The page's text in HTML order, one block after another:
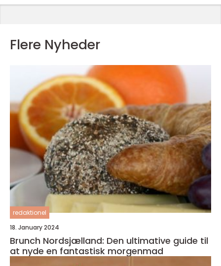
Flere Nyheder
redaktionel
18. January 2024
Brunch Nordsjælland: Den ultimative guide til
at nyde en fantastisk morgenmad